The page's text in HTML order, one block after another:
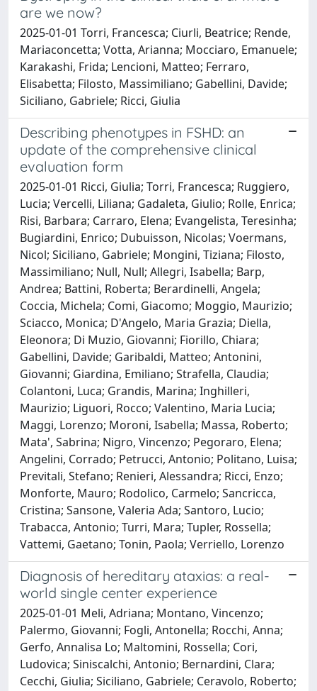
are we now?
2025-01-01 Torri, Francesca; Ciurli, Beatrice; Rende,
Mariaconcetta; Votta, Arianna; Mocciaro, Emanuele;
Karakashi, Frida; Lencioni, Matteo; Ferraro,
Elisabetta; Filosto, Massimiliano; Gabellini, Davide;
Siciliano, Gabriele; Ricci, Giulia
Describing phenotypes in FSHD: an
update of the comprehensive clinical
evaluation form
2025-01-01 Ricci, Giulia; Torri, Francesca; Ruggiero,
Lucia; Vercelli, Liliana; Gadaleta, Giulio; Rolle, Enrica;
Risi, Barbara; Carraro, Elena; Evangelista, Teresinha;
Bugiardini, Enrico; Dubuisson, Nicolas; Voermans,
Nicol; Siciliano, Gabriele; Mongini, Tiziana; Filosto,
Massimiliano; Null, Null; Allegri, Isabella; Barp,
Andrea; Battini, Roberta; Berardinelli, Angela;
Coccia, Michela; Comi, Giacomo; Moggio, Maurizio;
Sciacco, Monica; D'Angelo, Maria Grazia; Diella,
Eleonora; Di Muzio, Giovanni; Fiorillo, Chiara;
Gabellini, Davide; Garibaldi, Matteo; Antonini,
Giovanni; Giardina, Emiliano; Strafella, Claudia;
Colantoni, Luca; Grandis, Marina; Inghilleri,
Maurizio; Liguori, Rocco; Valentino, Maria Lucia;
Maggi, Lorenzo; Moroni, Isabella; Massa, Roberto;
Mata', Sabrina; Nigro, Vincenzo; Pegoraro, Elena;
Angelini, Corrado; Petrucci, Antonio; Politano, Luisa;
Previtali, Stefano; Renieri, Alessandra; Ricci, Enzo;
Monforte, Mauro; Rodolico, Carmelo; Sancricca,
Cristina; Sansone, Valeria Ada; Santoro, Lucio;
Trabacca, Antonio; Turri, Mara; Tupler, Rossella;
Vattemi, Gaetano; Tonin, Paola; Verriello, Lorenzo
Diagnosis of hereditary ataxias: a real-
world single center experience
2025-01-01 Meli, Adriana; Montano, Vincenzo;
Palermo, Giovanni; Fogli, Antonella; Rocchi, Anna;
Gerfo, Annalisa Lo; Maltomini, Rossella; Cori,
Ludovica; Siniscalchi, Antonio; Bernardini, Clara;
Cecchi, Giulia; Siciliano, Gabriele; Ceravolo, Roberto;